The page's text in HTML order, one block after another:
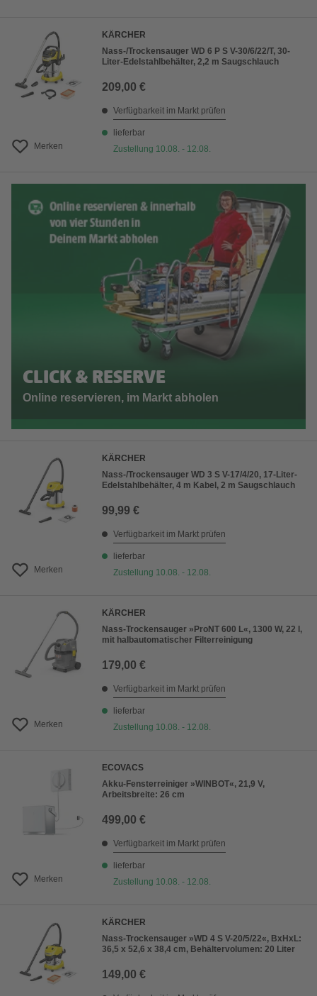
Merken
KÄRCHER
Nass-/Trockensauger WD 6 P S V-30/6/22/T, 30-
Liter-Edelstahlbehälter, 2,2 m Saugschlauch
209,00 €
Verfügbarkeit im Markt prüfen
lieferbar
Zustellung 10.08. - 12.08.
CLICK & RESERVE
Online reservieren, im Markt abholen
Merken
KÄRCHER
Nass-/Trockensauger WD 3 S V-17/4/20, 17-Liter-
Edelstahlbehälter, 4 m Kabel, 2 m Saugschlauch
99,99 €
Verfügbarkeit im Markt prüfen
lieferbar
Zustellung 10.08. - 12.08.
Merken
KÄRCHER
Nass-Trockensauger »ProNT 600 L«, 1300 W, 22 l,
mit halbautomatischer Filterreinigung
179,00 €
Verfügbarkeit im Markt prüfen
lieferbar
Zustellung 10.08. - 12.08.
Merken
ECOVACS
Akku-Fensterreiniger »WINBOT«, 21,9 V,
Arbeitsbreite: 26 cm
499,00 €
Verfügbarkeit im Markt prüfen
lieferbar
Zustellung 10.08. - 12.08.
KÄRCHER
Nass-Trockensauger »WD 4 S V-20/5/22«, BxHxL:
36,5 x 52,6 x 38,4 cm, Behältervolumen: 20 Liter
149,00 €